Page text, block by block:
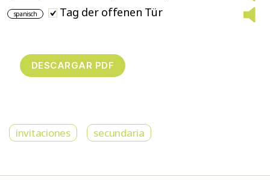
spanisch Tag der offenen Tür
invitaciones secundaria